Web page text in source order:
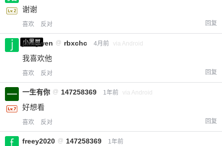
谢谢
喜欢 反对 回复
小黑屋
jiangwen @ rbxchc 4月前 via Android
我喜欢他
喜欢 反对 回复
一生有你 @ 147258369 1年前 via Android
好想看
喜欢 反对 回复
freey2020 @ 147258369 1年前